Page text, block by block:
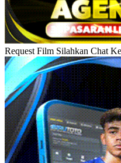
Request Film Silahkan Chat